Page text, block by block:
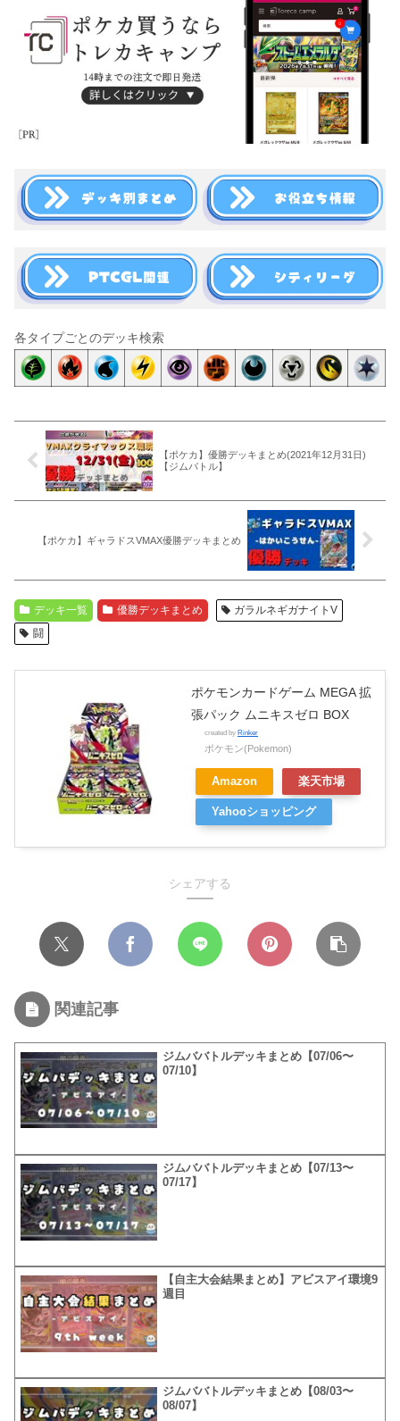
各タイプごとのデッキ検索
【ポケカ】優勝デッキまとめ(2021年12月31日)
【ジムバトル】
【ポケカ】ギャラドスVMAX優勝デッキまとめ
デッキ一覧 優勝デッキまとめ
ガラルネギガナイトV
闘
ポケモンカードゲーム MEGA 拡
張パック ムニキスゼロ BOX
created by Rinker
ポケモン(Pokemon)
Amazon 楽天市場
Yahooショッピング
シェアする
関連記事
ジムババトルデッキまとめ【07/06〜
07/10】
ジムババトルデッキまとめ【07/13〜
07/17】
【自主大会結果まとめ】アビスアイ環境9
週目
ジムババトルデッキまとめ【08/03〜
08/07】